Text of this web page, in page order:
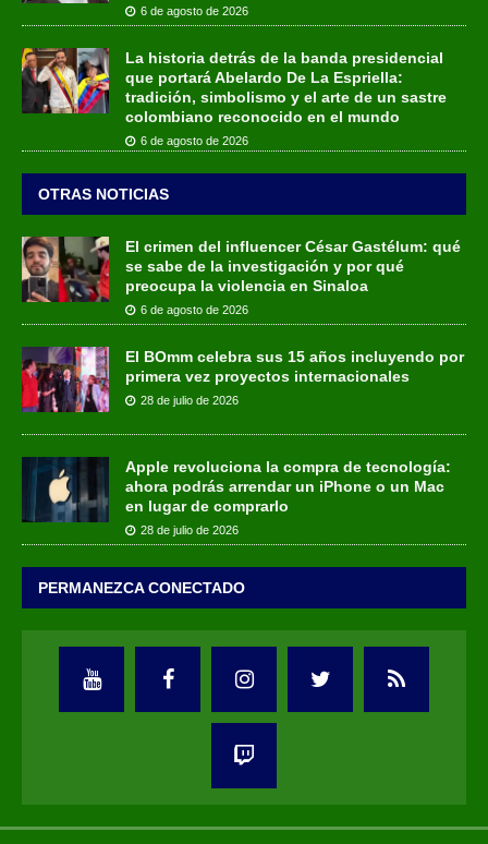
6 de agosto de 2026
La historia detrás de la banda presidencial
que portará Abelardo De La Espriella:
tradición, simbolismo y el arte de un sastre
colombiano reconocido en el mundo
6 de agosto de 2026
OTRAS NOTICIAS
El crimen del influencer César Gastélum: qué
se sabe de la investigación y por qué
preocupa la violencia en Sinaloa
6 de agosto de 2026
El BOmm celebra sus 15 años incluyendo por
primera vez proyectos internacionales
28 de julio de 2026
Apple revoluciona la compra de tecnología:
ahora podrás arrendar un iPhone o un Mac
en lugar de comprarlo
28 de julio de 2026
PERMANEZCA CONECTADO